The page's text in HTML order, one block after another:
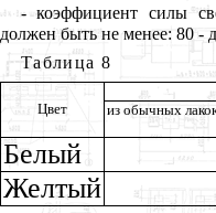
- коэффициент силы
должен быть не менее: 80 -
Таблица 8
Цвет из обычных
Белый
Желтый